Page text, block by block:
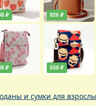
₽
₽
826 ₽
559 ₽
и сумки для